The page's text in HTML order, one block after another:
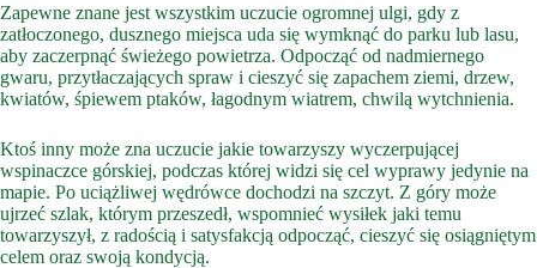
Zapewne znane jest wszystkim uczucie ogromnej ulgi, gdy z
zatłoczonego, dusznego miejsca uda się wymknąć do parku lub lasu,
aby zaczerpnąć świeżego powietrza. Odpocząć od nadmiernego
gwaru, przytłaczających spraw i cieszyć się zapachem ziemi, drzew,
kwiatów, śpiewem ptaków, łagodnym wiatrem, chwilą wytchnienia.
Ktoś inny może zna uczucie jakie towarzyszy wyczerpującej
wspinaczce górskiej, podczas której widzi się cel wyprawy jedynie na
mapie. Po uciążliwej wędrówce dochodzi na szczyt. Z góry może
ujrzeć szlak, którym przeszedł, wspomnieć wysiłek jaki temu
towarzyszył, z radością i satysfakcją odpocząć, cieszyć się osiągniętym
celem oraz swoją kondycją.